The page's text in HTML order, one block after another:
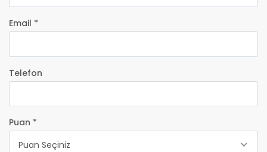
Email *
Telefon
Puan *
Puan Seçiniz